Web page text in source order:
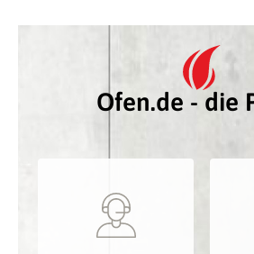
Ofen.de - die